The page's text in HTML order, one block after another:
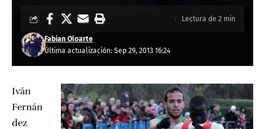
Última actualización: Sep 29, 2013 16:24
Fabian Oloarte
Lectura de 2 min
Iván
Fernán
dez